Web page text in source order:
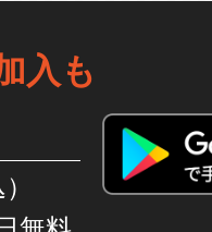
入も